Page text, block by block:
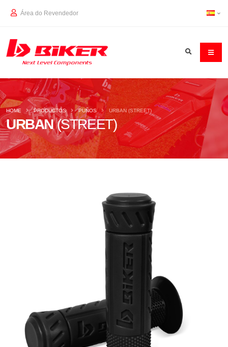
Área do Revendedor
URBAN(STREET)
HOME PRODUCTOS PUÑOS URBAN (STREET)